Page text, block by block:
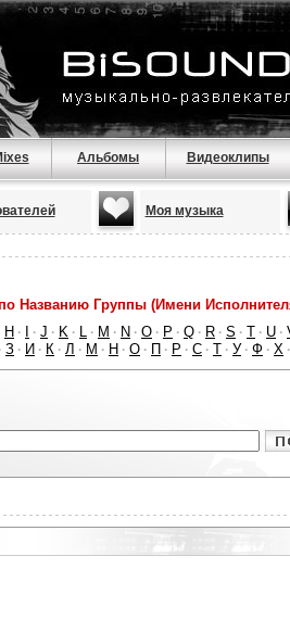
Альбомы Видеоклипы
Моя музыка
Названию Группы (Имени
H · · J · K · L · M · N · O · P · Q · R · S · T · U ·
· З · И · К · Л · М · Н · О · П · Р · С · Т · У · Ф · Х